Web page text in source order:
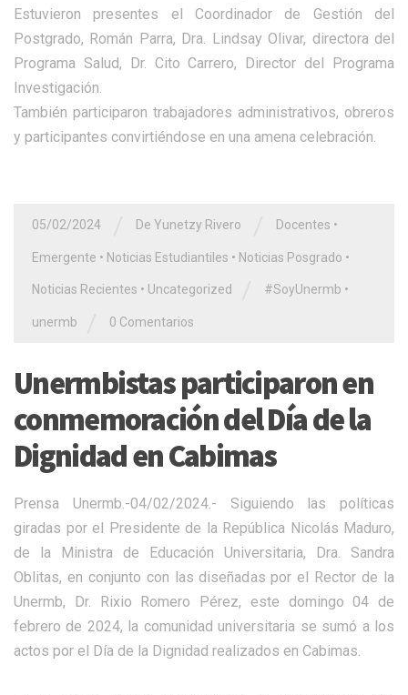
Estuvieron presentes el Coordinador de Gestión del
Postgrado, Román Parra, Dra. Lindsay Olivar, directora del
Programa Salud, Dr. Cito Carrero, Director del Programa
Investigación.
También participaron trabajadores administrativos, obreros
y participantes convirtiéndose en una amena celebración.
05/02/2024 De Yunetzy Rivero Docentes •
Emergente • Noticias Estudiantiles • Noticias Posgrado •
Noticias Recientes • Uncategorized #SoyUnermb •
unermb 0 Comentarios
Unermbistas participaron en
conmemoración del Día de la
Dignidad en Cabimas
Prensa Unermb.-04/02/2024.- Siguiendo las políticas
giradas por el Presidente de la República Nicolás Maduro,
de la Ministra de Educación Universitaria, Dra. Sandra
Oblitas, en conjunto con las diseñadas por el Rector de la
Unermb, Dr. Rixio Romero Pérez, este domingo 04 de
febrero de 2024, la comunidad universitaria se sumó a los
actos por el Día de la Dignidad realizados en Cabimas.